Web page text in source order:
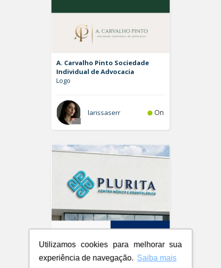
Utilizamos cookies para melhorar sua
experiência de navegação. Saiba mais
A. Carvalho Pinto Sociedade
Individual de Advocacia
Logo
larissaserr On